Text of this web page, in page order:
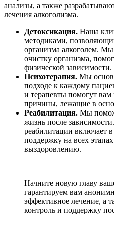
анализы, а также
лечения алкоголизма.
Детоксикация. Наша
методиками,
организма алкоголем.
очистку организма,
физической зависимости.
Психотерапия. Мы
подходе к каждому
и терапевты помогут
причины, лежащие в
Реабилитация. Мы
жизнь после
реабилитации включает
поддержку на всех
выздоровлению.
Начните новую главу
гарантируем вам
эффективное лечение, а
контроль и поддержку